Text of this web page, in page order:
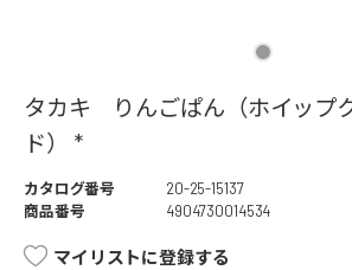
タカキ りんごぱん（ホイップ
ド） *
カタログ番号
20-25-15137
商品番号
4904730014534
マイリストに登録する